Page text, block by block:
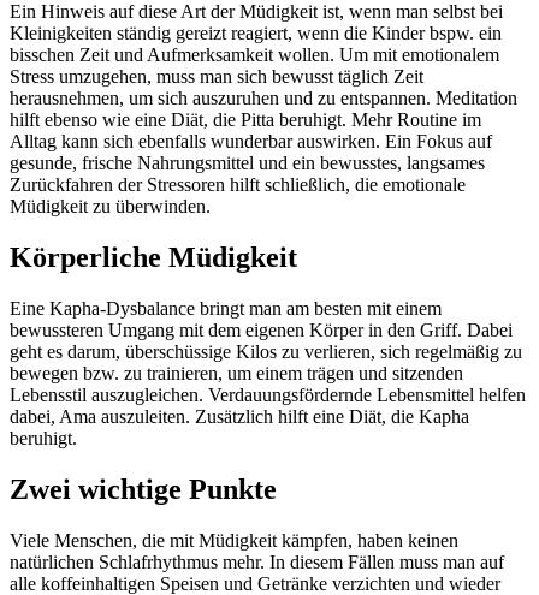
Ein Hinweis auf diese Art der Müdigkeit ist, wenn man selbst bei
Kleinigkeiten ständig gereizt reagiert, wenn die Kinder bspw. ein
bisschen Zeit und Aufmerksamkeit wollen. Um mit emotionalem
Stress umzugehen, muss man sich bewusst täglich Zeit
herausnehmen, um sich auszuruhen und zu entspannen. Meditation
hilft ebenso wie eine Diät, die Pitta beruhigt. Mehr Routine im
Alltag kann sich ebenfalls wunderbar auswirken. Ein Fokus auf
gesunde, frische Nahrungsmittel und ein bewusstes, langsames
Zurückfahren der Stressoren hilft schließlich, die emotionale
Müdigkeit zu überwinden.
Körperliche Müdigkeit
Eine Kapha-Dysbalance bringt man am besten mit einem
bewussteren Umgang mit dem eigenen Körper in den Griff. Dabei
geht es darum, überschüssige Kilos zu verlieren, sich regelmäßig zu
bewegen bzw. zu trainieren, um einem trägen und sitzenden
Lebensstil auszugleichen. Verdauungsfördernde Lebensmittel helfen
dabei, Ama auszuleiten. Zusätzlich hilft eine Diät, die Kapha
beruhigt.
Zwei wichtige Punkte
Viele Menschen, die mit Müdigkeit kämpfen, haben keinen
natürlichen Schlafrhythmus mehr. In diesem Fällen muss man auf
alle koffeinhaltigen Speisen und Getränke verzichten und wieder